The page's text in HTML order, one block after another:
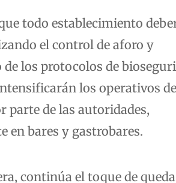
todo establecimiento
el control de aforo y
de los protocolos de
los operativos de
parte de las autoridades,
en bares y gastrobares.
continúa el toque de